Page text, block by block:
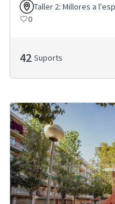
Taller 2: Millores a
0
42 Suports